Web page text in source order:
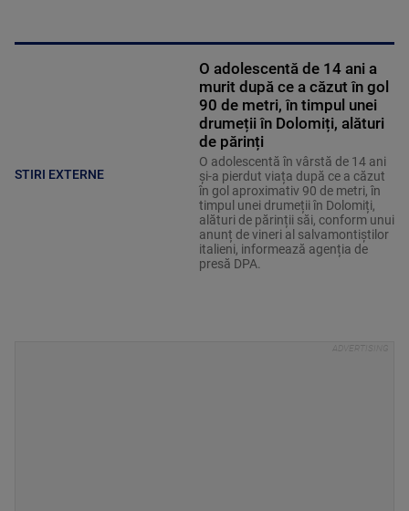
STIRI EXTERNE
O adolescentă de 14 ani a
murit după ce a căzut în gol
90 de metri, în timpul unei
drumeții în Dolomiți, alături
de părinți
O adolescentă în vârstă de 14 ani
și-a pierdut viața după ce a căzut
în gol aproximativ 90 de metri, în
timpul unei drumeții în Dolomiți,
alături de părinții săi, conform unui
anunț de vineri al salvamontiștilor
italieni, informează agenția de
presă DPA.